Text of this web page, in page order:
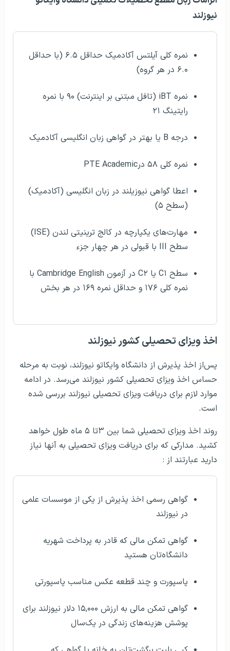
نیوزلند
نمره کلی آیلتس آکادمیک حداقل ۶.۵ (با حداقل
۶.۰ در هر گروه)
نمره iBT (تافل مبتنی بر اینترنت) ۹۰ با نمره
رایتینگ ۲۱
درجه B یا بهتر در گواهی زبان انگلیسی آکادمیک
نمره کلی ۵۸ درPTE Academic
اعطا گواهی نیوزیلند در زبان انگلیسی (آکادمیک)
(سطح ۵)
مهارت‌های یکپارچه در کالج ترینیتی لندن (ISE)
سطح III با قبولی در هر چهار جزء
سطح C۱ یا C۲ در آزمون Cambridge English با
نمره کلی ۱۷۶ و حداقل نمره ۱۶۹ در هر بخش
اخذ ویزای تحصیلی کشور نیوزلند
پس‌از اخذ پذیرش از دانشگاه وایکاتو نیوزلند، نوبت به مرحله
حساس اخذ ویزای تحصیلی کشور نیوزلند می‌رسد. در ادامه
موارد لازم برای دریافت ویزای تحصیلی نیوزلند بررسی شده‌
است.
روند اخذ ویزای تحصیلی شما بین ۳تا ۵ ماه طول خواهد
کشید. مدارکی که برای دریافت ویزای تحصیلی به آنها نیاز
دارید عبارتند از :
گواهی رسمی اخذ پذیرش از یکی از موسسات علمی
در نیوزلند
گواهی تمکن مالی که قادر به پرداخت شهریه
دانشگاه‌تان هستید
پاسپورت و چند قطعه عکس مناسب پاسپورتی
گواهی تمکن مالی به ارزش ۱۵,۰۰۰ دلار نیوزلند برای
پوشش هزینه‌های زندگی در یک‌سال